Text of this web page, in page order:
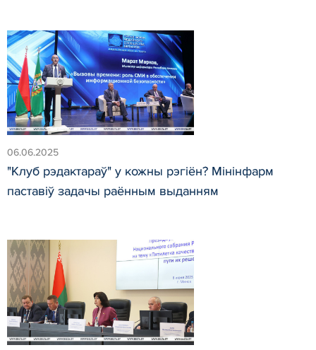
06.06.2025
"Клуб рэдактараў" у кожны рэгіён? Мінінфарм
паставіў задачы раённым выданням